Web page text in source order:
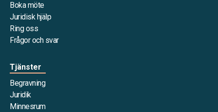
Boka möte
Juridisk hjälp
Ring oss
Frågor och svar
Tjänster
Begravning
Juridik
Minnesrum